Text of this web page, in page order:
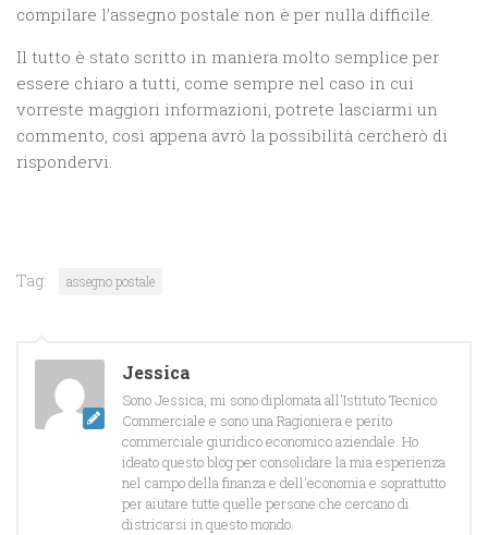
compilare l’assegno postale non è per nulla difficile.
Il tutto è stato scritto in maniera molto semplice per
essere chiaro a tutti, come sempre nel caso in cui
vorreste maggiori informazioni, potrete lasciarmi un
commento, così appena avrò la possibilità cercherò di
rispondervi.
Tag: assegno postale
Jessica
Sono Jessica, mi sono diplomata all'Istituto Tecnico
Commerciale e sono una Ragioniera e perito
commerciale giuridico economico aziendale. Ho
ideato questo blog per consolidare la mia esperienza
nel campo della finanza e dell'economia e soprattutto
per aiutare tutte quelle persone che cercano di
districarsi in questo mondo.